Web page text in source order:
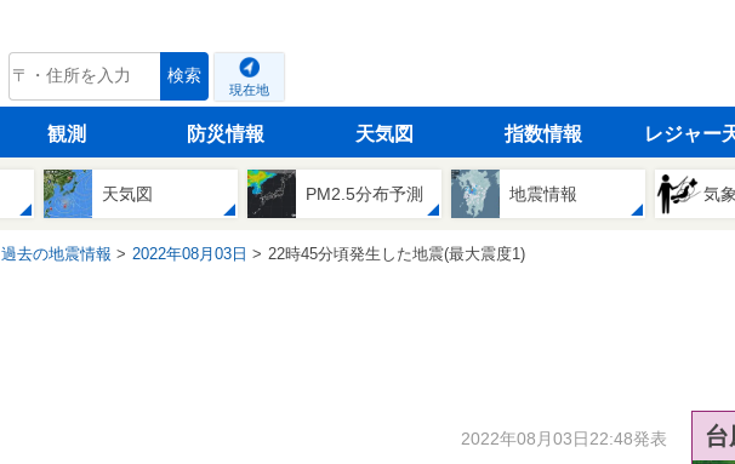
tenki.jp 検索
現在地
観測 防災情報 天気図 指数情報 レジャー
天気図 PM2.5分布予測 地震情報 気
過去の地震情報 2022年08月03日 22時45分頃発生した地震(最大震度1)
2022年08月03日22:48発表